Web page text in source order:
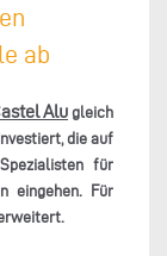
ab
Alugleich
die auf
für
eingehen. Für